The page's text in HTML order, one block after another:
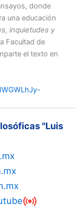
donde
una educación
inquietudes y
Facultad de
el texto en
"Luis